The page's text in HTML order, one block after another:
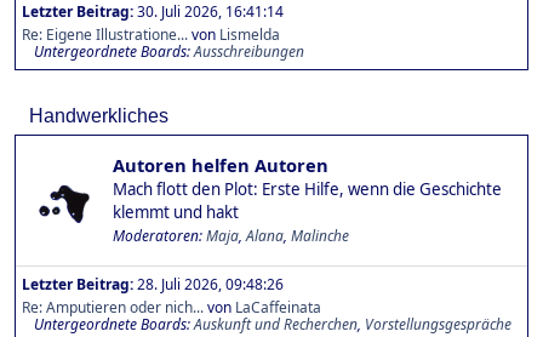
Letzter Beitrag:30. Juli 2026, 16:41:14
Re: Eigene Illustratione...von Lismelda
Untergeordnete Boards Ausschreibungen
Handwerkliches
Autoren helfen Autoren
Mach flott den Plot: Erste Hilfe, wenn die Geschichte
klemmt und hakt
Moderatoren:Maja,Alana, Malinche
Letzter Beitrag:28. Juli 2026, 09:48:26
Re: Amputieren oder nich...von LaCaffeinata
Untergeordnete Boards Auskunft und Recherchen Vorstellungsgespräche